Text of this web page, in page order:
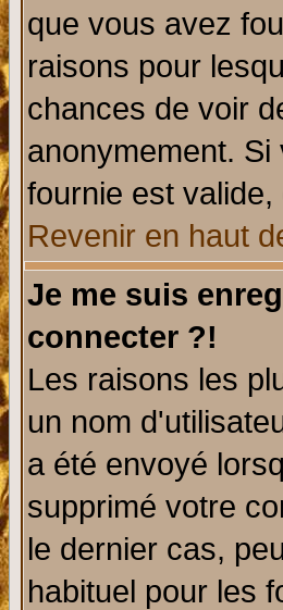
que vous avez
raisons pour
chances de voir
anonymement.
fournie est
Revenir en haut
Je me suis
connecter ?!
Les raisons les
un nom
a été envoyé
supprimé votre
le dernier cas,
habituel pour les